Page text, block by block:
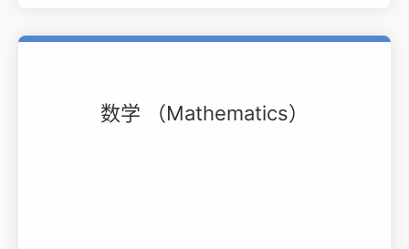
数学 （Mathematics）